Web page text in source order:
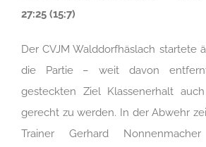
27:25 (15:7)
Der CVJM Walddorfhäslach startete
die Partie – weit davon
gesteckten Ziel Klassenerhalt
gerecht zu werden. In der Abwehr
Trainer Gerhard